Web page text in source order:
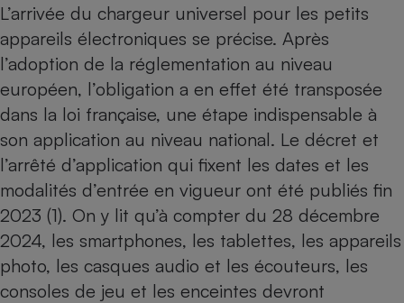
L’arrivée du chargeur universel pour les petits
appareils électroniques se précise. Après
l’adoption de la réglementation au niveau
européen, l’obligation a en effet été transposée
dans la loi française, une étape indispensable à
son application au niveau national. Le décret et
l’arrêté d’application qui fixent les dates et les
modalités d’entrée en vigueur ont été publiés fin
2023 (1). On y lit qu’à compter du 28 décembre
2024, les smartphones, les tablettes, les appareils
photo, les casques audio et les écouteurs, les
consoles de jeu et les enceintes devront
bouteille
Banque
Plaque de cuisson à
induction
Téléviseur
Smartphone
Radiateur électrique
Antimoustique